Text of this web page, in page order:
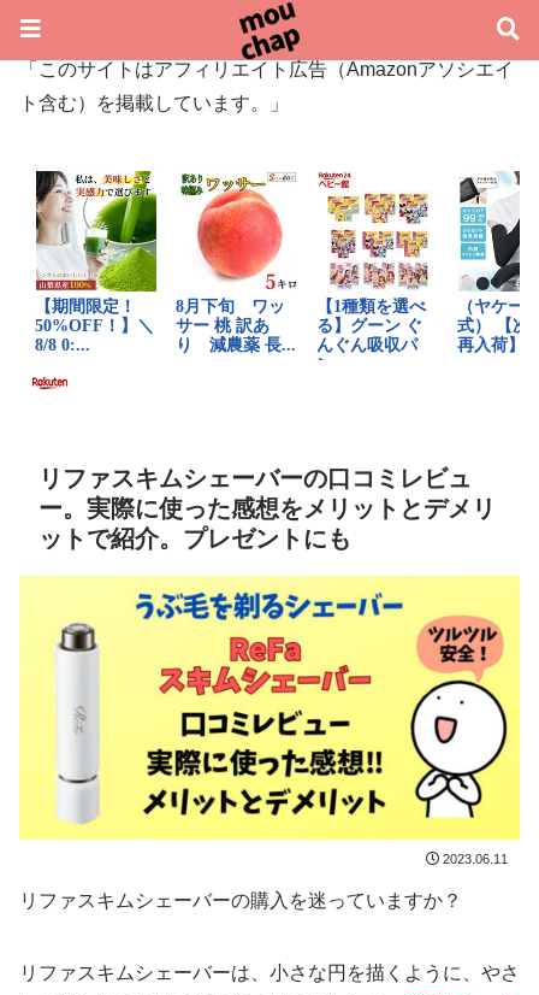
「このサイトはアフィリエイト広告（Amazonアソシエイ
ト含む）を掲載しています。」
リファスキムシェーバーの口コミレビュ
ー。実際に使った感想をメリットとデメリ
ットで紹介。プレゼントにも
2023.06.11
リファスキムシェーバーの購入を迷っていますか？
リファスキムシェーバーは、小さな円を描くように、やさ